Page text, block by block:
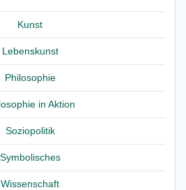
Kunst
Lebenskunst
Philosophie
in Aktion
Soziopolitik
Symbolisches
Wissenschaft